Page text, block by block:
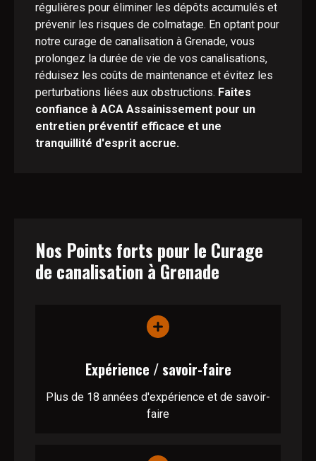
régulières pour éliminer les dépôts accumulés et
prévenir les risques de colmatage. En optant pour
notre curage de canalisation à Grenade, vous
prolongez la durée de vie de vos canalisations,
réduisez les coûts de maintenance et évitez les
perturbations liées aux obstructions. Faites
confiance à ACA Assainissement pour un
entretien préventif efficace et une
tranquillité d'esprit accrue.
Nos Points forts pour le Curage
de canalisation à Grenade
Expérience / savoir-faire
Plus de 18 années d'expérience et de savoir-
faire